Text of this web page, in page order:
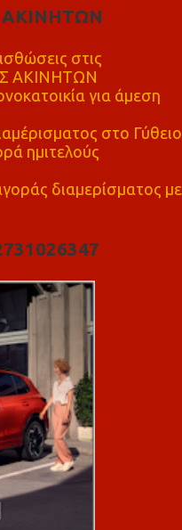
ΑΚΙΝΗΤΩΝ
στις
ΑΚΙΝΗΤΩΝ
για άμεση
στο Γύθειο
ημιτελούς
διαμερίσματος με